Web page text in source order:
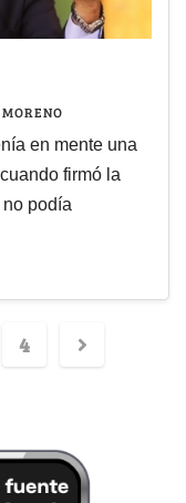
en mente una
firmó la
podía
4